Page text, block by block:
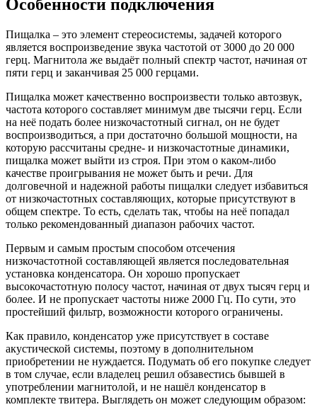
Особенности подключения
Пищалка – это элемент стереосистемы, задачей которого
является воспроизведение звука частотой от 3000 до 20 000
герц. Магнитола же выдаёт полный спектр частот, начиная от
пяти герц и заканчивая 25 000 герцами.
Пищалка может качественно воспроизвести только автозвук,
частота которого составляет минимум две тысячи герц. Если
на неё подать более низкочастотный сигнал, он не будет
воспроизводиться, а при достаточно большой мощности, на
которую рассчитаны средне- и низкочастотные динамики,
пищалка может выйти из строя. При этом о каком-либо
качестве проигрывания не может быть и речи. Для
долговечной и надежной работы пищалки следует избавиться
от низкочастотных составляющих, которые присутствуют в
общем спектре. То есть, сделать так, чтобы на неё попадал
только рекомендованный диапазон рабочих частот.
Первым и самым простым способом отсечения
низкочастотной составляющей является последовательная
установка конденсатора. Он хорошо пропускает
высокочастотную полосу частот, начиная от двух тысяч герц и
более. И не пропускает частоты ниже 2000 Гц. По сути, это
простейший фильтр, возможности которого ограничены.
Как правило, конденсатор уже присутствует в составе
акустической системы, поэтому в дополнительном
приобретении не нуждается. Подумать об его покупке следует
в том случае, если владелец решил обзавестись бывшей в
употреблении магнитолой, и не нашёл конденсатор в
комплекте твитера. Выглядеть он может следующим образом: